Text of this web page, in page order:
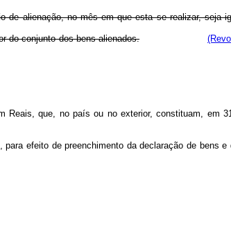
de alienação, no mês em que esta se realizar, seja
do conjunto dos bens alienados.
que, no país ou no exterior, constituam, em
efeito de preenchimento da declaração de bens